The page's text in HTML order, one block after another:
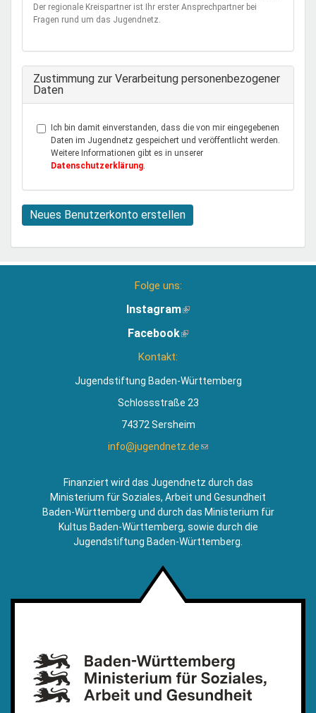
Der regionale Kreispartner ist Ihr erster Ansprechpartner bei
Fragen rund um das Jugendnetz.
Zustimmung zur Verarbeitung personenbezogener
Daten
Ich bin damit einverstanden, dass die von mir eingegebenen
Daten im Jugendnetz gespeichert und veröffentlicht werden.
Weitere Informationen gibt es in unserer
Datenschutzerklärung
Neues Benutzerkonto erstellen
Folge uns:
Instagram(Link
extern)
Facebook(Link
Kontakt:
Jugendstiftung Baden-Württemberg
Schlossstraße 23
74372 Sersheim
info@jugendnetz.de(Link
Mail)
Finanziert wird das Jugendnetz durch das
Ministerium für Soziales, Arbeit und Gesundheit
Baden-Württemberg und durch das Ministerium für
Kultus Baden-Württemberg, sowie durch die
Jugendstiftung Baden-Württemberg.